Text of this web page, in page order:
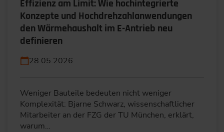
Effizienz am Limit: Wie hochintegrierte
Konzepte und Hochdrehzahlanwendungen
den Wärmehaushalt im E-Antrieb neu
definieren
28.05.2026
Weniger Bauteile bedeuten nicht weniger
Komplexität: Bjarne Schwarz, wissenschaftlicher
Mitarbeiter an der FZG der TU München, erklärt,
warum…